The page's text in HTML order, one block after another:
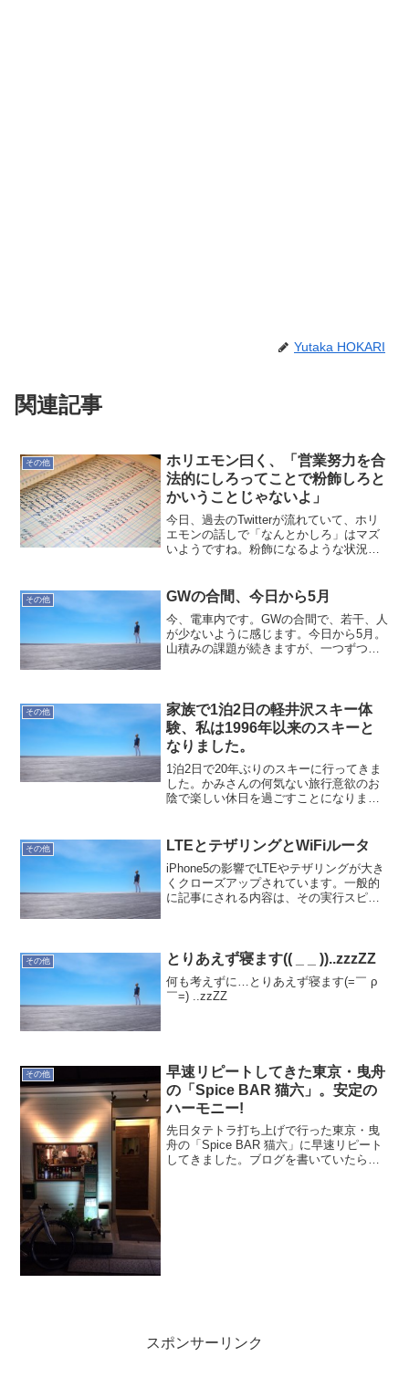
Yutaka HOKARI
関連記事
その他
ホリエモン曰く、「営業努力を合
法的にしろってことで粉飾しろと
かいうことじゃないよ」
今日、過去のTwitterが流れていて、ホリ
エモンの話しで「なんとかしろ」はマズ
いようですね。粉飾になるような状況に
粉飾の指示を受けたと思ったと元部下に
証言されたことが...
その他 GWの合間、今日から5月
今、電車内です。GWの合間で、若干、人
が少ないように感じます。今日から5月。
山積みの課題が続きますが、一つずつ片
と後で進まなくなって...
その他
家族で1泊2日の軽井沢スキー体
験、私は1996年以来のスキーと
なりました。
1泊2日で20年ぶりのスキーに行ってきま
した。かみさんの何気ない旅行意欲のお
陰で楽しい休日を過ごすことになりまし
旅行が計画されました。軽井沢プリンス
はやはりリゾート地で...
その他 LTEとテザリングとWiFiルータ
iPhone5の影響でLTEやテザリングが大き
くクローズアップされています。一般的
に記事にされる内容は、その実行スピー
良いですが、各...
その他 とりあえず寝ます(( _ _ ))..zzzZZ
何も考えずに…とりあえず寝ます(=￣ ρ
￣=) ..zzZZ
その他
早速リピートしてきた東京・曳舟
の「Spice BAR 猫六」。安定の
ハーモニー!
先日タテトラ打ち上げで行った東京・曳
舟の「Spice BAR 猫六」に早速リピート
してきました。ブログを書いていたら思
スポンサーリンク